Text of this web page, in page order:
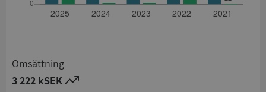
Omsättning
3 222 kSEK